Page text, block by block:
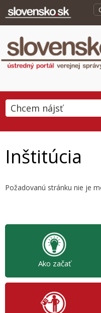
Inštitúcia
Požadovanú stránku nie je
Ako začať